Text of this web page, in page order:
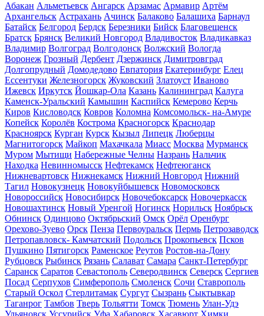
Абакан Альметьевск Ангарск Арзамас Армавир Артём
Архангельск Астрахань Ачинск Балаково Балашиха Барнаул
Батайск Белгород Бердск Березники Бийск Благовещенск
Братск Брянск Великий Новгород Владивосток Владикавказ
Владимир Волгоград Волгодонск Волжский Вологда
Воронеж Грозный Дербент Дзержинск Димитровград
Долгопрудный Домодедово Евпатория Екатеринбург Елец
Ессентуки Железногорск Жуковский Златоуст Иваново
Ижевск Иркутск Йошкар-Ола Казань Калининград Калуга
Каменск-Уральский Камышин Каспийск Кемерово Керчь
Киров Кисловодск Ковров Коломна Комсомольск- на-Амуре
Копейск Королёв Кострома Красногорск Краснодар
Красноярск Курган Курск Кызыл Липецк Люберцы
Магнитогорск Майкоп Махачкала Миасс Москва Мурманск
Муром Мытищи Набережные Челны Назрань Нальчик
Находка Невинномысск Нефтекамск Нефтеюганск
Нижневартовск Нижнекамск Нижний Новгород Нижний
Тагил Новокузнецк Новокуйбышевск Новомосковск
Новороссийск Новосибирск Новочебоксарск Новочеркасск
Новошахтинск Новый Уренгой Ногинск Норильск Ноябрьск
Обнинск Одинцово Октябрьский Омск Орёл Оренбург
Орехово-Зуево Орск Пенза Первоуральск Пермь Петрозаводск
Петропавловск- Камчатский Подольск Прокопьевск Псков
Пушкино Пятигорск Раменское Реутов Ростов-на-Дону
Рубцовск Рыбинск Рязань Салават Самара Санкт-Петербург
Саранск Саратов Севастополь Северодвинск Северск Сергиев
Посад Серпухов Симферополь Смоленск Сочи Ставрополь
Старый Оскол Стерлитамак Сургут Сызрань Сыктывкар
Таганрог Тамбов Тверь Тольятти Томск Тюмень Улан-Удэ